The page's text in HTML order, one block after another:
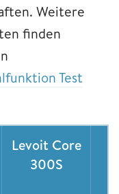
Weitere
finden
Test
Levoit Core
300S